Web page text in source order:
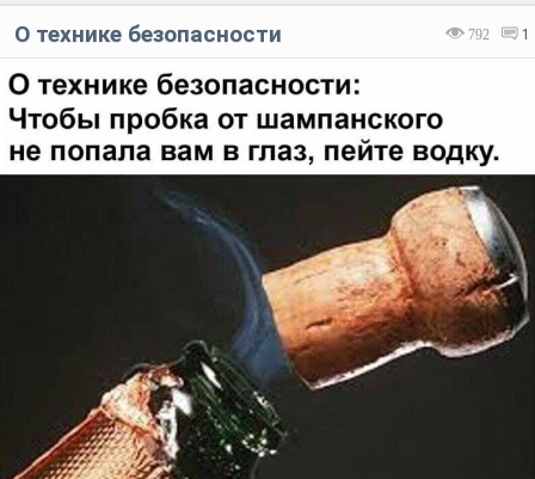
792 1
О технике безопасности